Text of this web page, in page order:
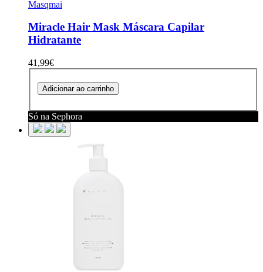
Masqmai
Miracle Hair Mask Máscara Capilar
Hidratante
41,99€
Adicionar ao carrinho
Só na Sephora